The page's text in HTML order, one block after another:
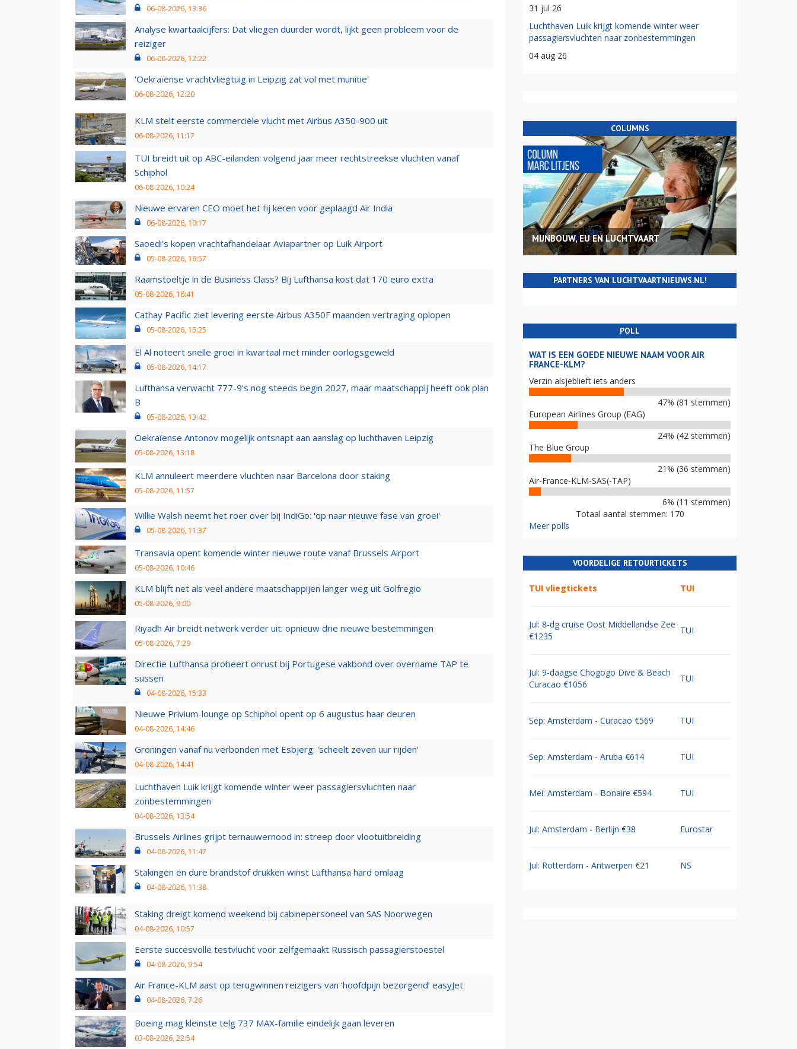
06-08-2026, 13:36
Analyse kwartaalcijfers: Dat vliegen duurder wordt, lijkt geen probleem voor de
reiziger
06-08-2026, 12:22
'Oekraïense vrachtvliegtuig in Leipzig zat vol met munitie'
06-08-2026, 12:20
KLM stelt eerste commerciële vlucht met Airbus A350-900 uit
06-08-2026, 11:17
TUI breidt uit op ABC-eilanden: volgend jaar meer rechtstreekse vluchten vanaf
Schiphol
06-08-2026, 10:24
Nieuwe ervaren CEO moet het tij keren voor geplaagd Air India
06-08-2026, 10:17
Saoedi’s kopen vrachtafhandelaar Aviapartner op Luik Airport
05-08-2026, 16:57
Raamstoeltje in de Business Class? Bij Lufthansa kost dat 170 euro extra
05-08-2026, 16:41
Cathay Pacific ziet levering eerste Airbus A350F maanden vertraging oplopen
05-08-2026, 15:25
El Al noteert snelle groei in kwartaal met minder oorlogsgeweld
05-08-2026, 14:17
Lufthansa verwacht 777-9’s nog steeds begin 2027, maar maatschappij heeft ook plan
B
05-08-2026, 13:42
Oekraïense Antonov mogelijk ontsnapt aan aanslag op luchthaven Leipzig
05-08-2026, 13:18
KLM annuleert meerdere vluchten naar Barcelona door staking
05-08-2026, 11:57
Willie Walsh neemt het roer over bij IndiGo: 'op naar nieuwe fase van groei'
05-08-2026, 11:37
Transavia opent komende winter nieuwe route vanaf Brussels Airport
05-08-2026, 10:46
KLM blijft net als veel andere maatschappijen langer weg uit Golfregio
05-08-2026, 9:00
Riyadh Air breidt netwerk verder uit: opnieuw drie nieuwe bestemmingen
05-08-2026, 7:29
Directie Lufthansa probeert onrust bij Portugese vakbond over overname TAP te
sussen
04-08-2026, 15:33
Nieuwe Privium-lounge op Schiphol opent op 6 augustus haar deuren
04-08-2026, 14:46
Groningen vanaf nu verbonden met Esbjerg: 'scheelt zeven uur rijden'
04-08-2026, 14:41
Luchthaven Luik krijgt komende winter weer passagiersvluchten naar
zonbestemmingen
04-08-2026, 13:54
Brussels Airlines grijpt ternauwernood in: streep door vlootuitbreiding
04-08-2026, 11:47
Stakingen en dure brandstof drukken winst Lufthansa hard omlaag
04-08-2026, 11:38
Staking dreigt komend weekend bij cabinepersoneel van SAS Noorwegen
04-08-2026, 10:57
Eerste succesvolle testvlucht voor zelfgemaakt Russisch passagierstoestel
04-08-2026, 9:54
Air France-KLM aast op terugwinnen reizigers van ‘hoofdpijn bezorgend’ easyJet
04-08-2026, 7:26
Boeing mag kleinste telg 737 MAX-familie eindelijk gaan leveren
03-08-2026, 22:54
31 jul 26
Luchthaven Luik krijgt komende winter weer
passagiersvluchten naar zonbestemmingen
04 aug 26
COLUMNS
MIJNBOUW, EU EN LUCHTVAART
PARTNERS VAN LUCHTVAARTNIEUWS.NL!
POLL
WAT IS EEN GOEDE NIEUWE NAAM VOOR AIR
FRANCE-KLM?
Verzin alsjeblieft iets anders
47% (81 stemmen)
European Airlines Group (EAG)
24% (42 stemmen)
The Blue Group
21% (36 stemmen)
Air-France-KLM-SAS(-TAP)
6% (11 stemmen)
Totaal aantal stemmen: 170
Meer polls
VOORDELIGE RETOURTICKETS
TUI vliegtickets TUI
Jul: 8-dg cruise Oost Middellandse Zee
€1235
TUI
Jul: 9-daagse Chogogo Dive & Beach
Curacao €1056
TUI
Sep: Amsterdam - Curacao €569 TUI
Sep: Amsterdam - Aruba €614 TUI
Mei: Amsterdam - Bonaire €594 TUI
Jul: Amsterdam - Berlijn €38 Eurostar
Jul: Rotterdam - Antwerpen €21 NS